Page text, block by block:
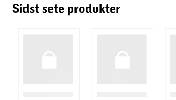
Sidst sete produkter